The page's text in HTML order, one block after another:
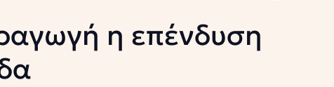
η επένδυση